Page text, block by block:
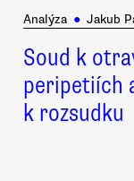
Analýza ● Jakub
Soud k
peripetiích
k rozsudku